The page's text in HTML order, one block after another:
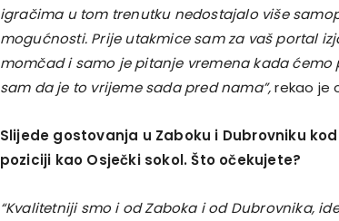
igračima u tom trenutku nedostajalo više
mogućnosti. Prije utakmice sam za vaš portal
momčad i samo je pitanje vremena kada ćemo
sam da je to vrijeme sada pred nama”,rekao je
Slijede gostovanja u Zaboku i Dubrovniku
poziciji kao Osječki sokol. Što očekujete?
“Kvalitetniji smo i od Zaboka i od Dubrovnika,